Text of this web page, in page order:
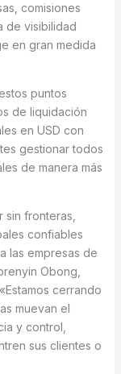
comisiones
de visibilidad
en gran medida
puntos
de liquidación
en USD con
gestionar todos
de manera más
fronteras,
confiables
las empresas de
Obong,
cerrando
muevan el
y control,
sus clientes o